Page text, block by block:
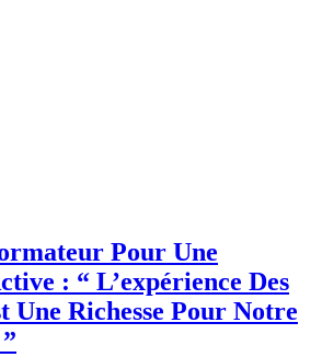
Pour Une
: “ L’expérience Des
Une Richesse Pour Notre